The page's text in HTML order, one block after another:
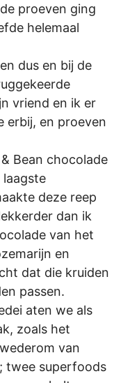
proeven ging
helemaal
dus en bij de
vriend en ik er
erbij, en proeven
Bean chocolade
deze reep
dan ik
van het
en
dat die kruiden
passen.
aten we als
zoals het
van
twee superfoods